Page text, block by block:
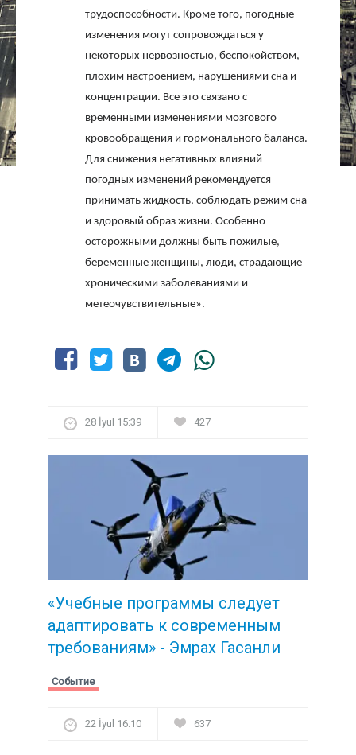
трудоспособности. Кроме того, погодные
изменения могут сопровождаться у
некоторых нервозностью, беспокойством,
плохим настроением, нарушениями сна и
концентрации. Все это связано с
временными изменениями мозгового
кровообращения и гормонального баланса.
Для снижения негативных влияний
погодных изменений рекомендуется
принимать жидкость, соблюдать режим сна
и здоровый образ жизни. Особенно
осторожными должны быть пожилые,
беременные женщины, люди, страдающие
хроническими заболеваниями и
метеочувствительные».
28 İyul 15:39 427
«Учебные программы следует
адаптировать к современным
требованиям» - Эмрах Гасанли
Событие
22 İyul 16:10 637